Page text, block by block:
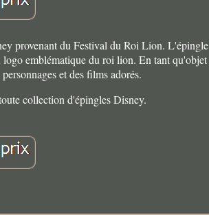
provenant du Festival du Roi Lion. L'épingle
logo emblématique du roi lion. En tant qu'objet
et des films adorés.
collection d'épingles Disney.